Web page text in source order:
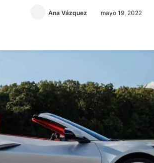
Ana Vázquez mayo 19, 2022